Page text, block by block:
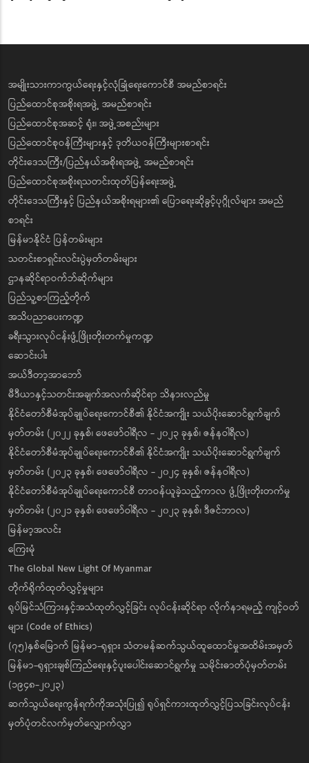
အမျိုးသားကာကွယ်ရေးနှင့်လုံခြုံရေးကောင်စီ အမည်စာရင်း
ပြည်ထောင်စုအစိုးရအဖွဲ့ အမည်စာရင်း
ပြည်ထောင်စုအဆင့် ရုံး၊ အဖွဲ့အစည်းများ
ပြည်ထောင်စုဝန်ကြီးများနှင့် ဒုတိယဝန်ကြီးများစာရင်း
တိုင်းဒေသကြီး/ပြည်နယ်အစိုးရအဖွဲ့ အမည်စာရင်း
ပြည်ထောင်စုအစိုးရသတင်းထုတ်ပြန်ရေးအဖွဲ့
တိုင်းဒေသကြီးနှင့် ပြည်နယ်အစိုးရများ၏ ပြောရေးဆိုခွင့်ပုဂ္ဂိုလ်များ အမည်
စာရင်း
မြန်မာနိုင်ငံ ပြန်တမ်းများ
သတင်းစာရှင်းလင်းပွဲမှတ်တမ်းများ
ဌာနဆိုင်ရာဝက်ဘ်ဆိုက်များ
ပြည်သူ့စာကြည့်တိုက်
အသိပညာပေးကဏ္ဍ
ခရီးသွားလုပ်ငန်းဖွံ့ဖြိုးတိုးတက်မှုကဏ္ဍ
ဆောင်းပါး
အယ်ဒီတာ့အာဘော်
မီဒီယာနှင့်သတင်းအချက်အလက်ဆိုင်ရာ သိနားလည်မှု
နိုင်ငံတော်စီမံအုပ်ချုပ်ရေးကောင်စီ၏ နိုင်ငံအကျိုး သယ်ပိုးဆောင်ရွက်ချက်
မှတ်တမ်း (၂၀၂၂ ခုနှစ်၊ ဖေဖော်ဝါရီလ - ၂၀၂၃ ခုနှစ်၊ ဇန်နဝါရီလ)
နိုင်ငံတော်စီမံအုပ်ချုပ်ရေးကောင်စီ၏ နိုင်ငံအကျိုး သယ်ပိုးဆောင်ရွက်ချက်
မှတ်တမ်း (၂၀၂၃ ခုနှစ်၊ ဖေဖော်ဝါရီလ - ၂၀၂၄ ခုနှစ်၊ ဇန်နဝါရီလ)
နိုင်ငံတော်စီမံအုပ်ချုပ်ရေးကောင်စီ တာဝန်ယူခဲ့သည့်ကာလ ဖွံ့ဖြိုးတိုးတက်မှု
မှတ်တမ်း (၂၀၂၁ ခုနှစ်၊ ဖေဖော်ဝါရီလ - ၂၀၂၃ ခုနှစ်၊ ဒီဇင်ဘာလ)
မြန်မာ့အလင်း
ကြေးမုံ
The Global New Light Of Myanmar
တိုက်ရိုက်ထုတ်လွှင့်မှုများ
ရုပ်မြင်သံကြားနှင့်အသံထုတ်လွှင့်ခြင်း လုပ်ငန်းဆိုင်ရာ လိုက်နာရမည့် ကျင့်ဝတ်
များ (Code of Ethics)
(၇၅)နှစ်မြောက် မြန်မာ-ရုရှား သံတမန်ဆက်သွယ်ထူထောင်မှုအထိမ်းအမှတ်
မြန်မာ-ရုရှားချစ်ကြည်ရေးနှင့်ပူးပေါင်းဆောင်ရွက်မှု သမိုင်းဓာတ်ပုံမှတ်တမ်း
(၁၉၄၈-၂၀၂၃)
ဆက်သွယ်ရေးကွန်ရက်ကိုအသုံးပြု၍ ရုပ်ရှင်ကားထုတ်လွှင့်ပြသခြင်းလုပ်ငန်း
မှတ်ပုံတင်လက်မှတ်လျှောက်လွှာ